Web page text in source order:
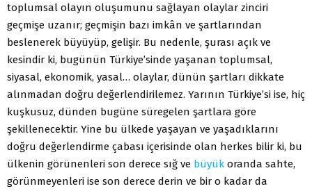
toplumsal olayın oluşumunu sağlayan olaylar zinciri
geçmişe uzanır; geçmişin bazı imkân ve şartlarından
beslenerek büyüyüp, gelişir. Bu nedenle, şurası açık ve
kesindir ki, bugünün Türkiye’sinde yaşanan toplumsal,
siyasal, ekonomik, yasal… olaylar, dünün şartları dikkate
alınmadan doğru değerlendirilemez. Yarının Türkiye’si ise, hiç
kuşkusuz, dünden bugüne süregelen şartlara göre
şekillenecektir. Yine bu ülkede yaşayan ve yaşadıklarını
doğru değerlendirme çabası içerisinde olan herkes bilir ki, bu
ülkenin görünenleri son derece sığ ve büyük oranda sahte,
görünmeyenleri ise son derece derin ve bir o kadar da